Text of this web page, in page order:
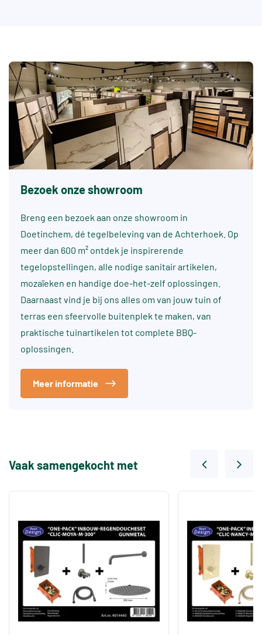
Bezoek onze showroom
Breng een bezoek aan onze showroom in
Doetinchem, dé tegelbeleving van de Achterhoek. Op
meer dan 600 m² ontdek je inspirerende
tegelopstellingen, alle nodige sanitair artikelen,
mozaïeken en handige doe-het-zelf oplossingen.
Daarnaast vind je bij ons alles om van jouw tuin of
terras een sfeervolle buitenplek te maken, van
praktische tuinartikelen tot complete BBQ-
oplossingen.
Meer informatie
Vaak samengekocht met